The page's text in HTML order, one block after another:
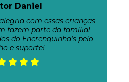
Daniel
com essas crianças
fazem parte da família!
do Encrenquinha's pelo
e suporte!